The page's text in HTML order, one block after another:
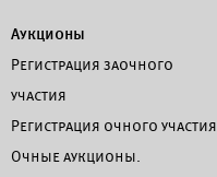
Аукционы
Регистрация заочного
участия
Регистрация очного участия
Очные аукционы.